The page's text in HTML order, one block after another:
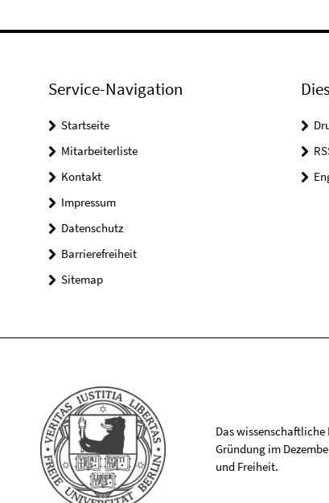
Service-Navigation
Startseite
Mitarbeiterliste
Kontakt
Impressum
Datenschutz
Barrierefreiheit
Sitemap
Das
Gründung im
und Freiheit.